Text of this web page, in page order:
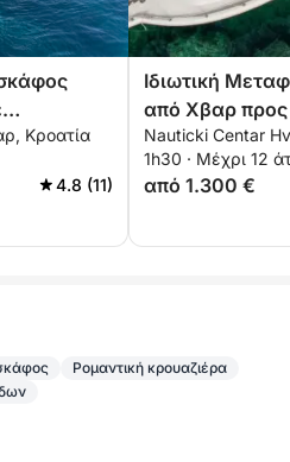
Κροατία
4.8 (11)
Ιδιωτική
από Χβαρ προς
Nauticki Centar
1h30 · Μέχρι 12
από 1.300 €
Ρομαντική κρουαζιέρα